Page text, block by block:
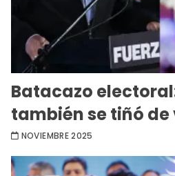
Batacazo
también se tiñó
NOVIEMBRE 2025